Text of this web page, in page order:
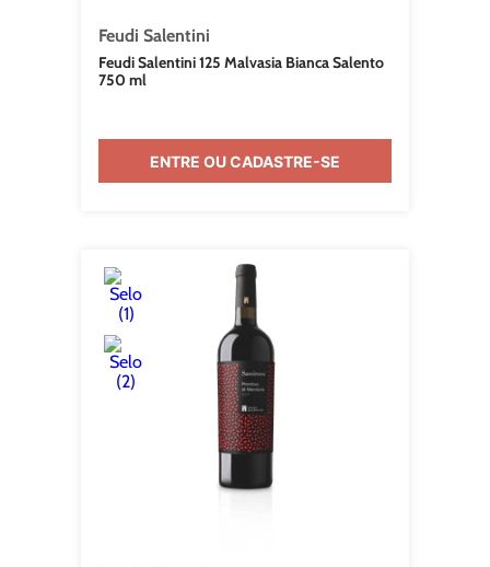
Feudi Salentini
Feudi Salentini 125 Malvasia Bianca Salento
750 ml
ENTRE OU CADASTRE-SE